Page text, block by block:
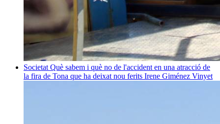
Societat Què sabem i què no de l'accident en una atracció de
la fira de Tona que ha deixat nou ferits Irene Giménez Vinyet